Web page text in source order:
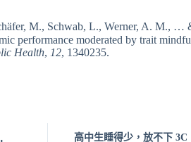
M., Schwab, L., Werner, A. M., …
performance moderated by trait
Health, 12, 1340235.
高中生睡得少，放不下 3C